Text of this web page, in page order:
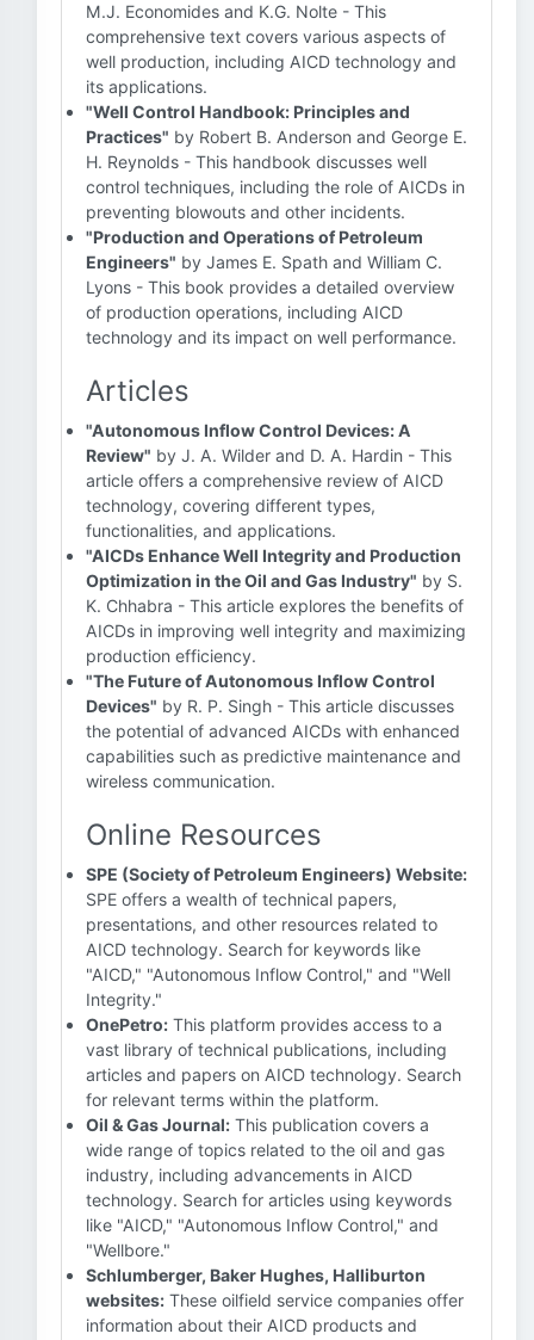
M.J. Economides and K.G. Nolte - This
comprehensive text covers various aspects of
well production, including AICD technology and
its applications.
"Well Control Handbook: Principles and
Practices" by Robert B. Anderson and George E.
H. Reynolds - This handbook discusses well
control techniques, including the role of AICDs in
preventing blowouts and other incidents.
"Production and Operations of Petroleum
Engineers" by James E. Spath and William C.
Lyons - This book provides a detailed overview
of production operations, including AICD
technology and its impact on well performance.
Articles
"Autonomous Inflow Control Devices: A
Review" by J. A. Wilder and D. A. Hardin - This
article offers a comprehensive review of AICD
technology, covering different types,
functionalities, and applications.
"AICDs Enhance Well Integrity and Production
Optimization in the Oil and Gas Industry" by S.
K. Chhabra - This article explores the benefits of
AICDs in improving well integrity and maximizing
production efficiency.
"The Future of Autonomous Inflow Control
Devices" by R. P. Singh - This article discusses
the potential of advanced AICDs with enhanced
capabilities such as predictive maintenance and
wireless communication.
Online Resources
SPE (Society of Petroleum Engineers) Website:
SPE offers a wealth of technical papers,
presentations, and other resources related to
AICD technology. Search for keywords like
"AICD," "Autonomous Inflow Control," and "Well
Integrity."
OnePetro: This platform provides access to a
vast library of technical publications, including
articles and papers on AICD technology. Search
for relevant terms within the platform.
Oil & Gas Journal: This publication covers a
wide range of topics related to the oil and gas
industry, including advancements in AICD
technology. Search for articles using keywords
like "AICD," "Autonomous Inflow Control," and
"Wellbore."
Schlumberger, Baker Hughes, Halliburton
websites: These oilfield service companies offer
information about their AICD products and